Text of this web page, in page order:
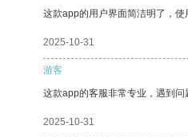
这款app的用户界面简洁明了，使
2025-10-31
游客
这款app的客服非常专业，遇到问
2025-10-31